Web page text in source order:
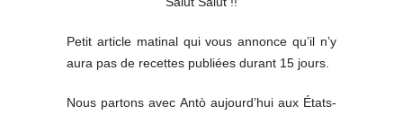
Petit article matinal qui vous annonce qu’il n’y
aura pas de recettes publiées durant 15 jours.
Nous partons avec Antò aujourd’hui aux États-